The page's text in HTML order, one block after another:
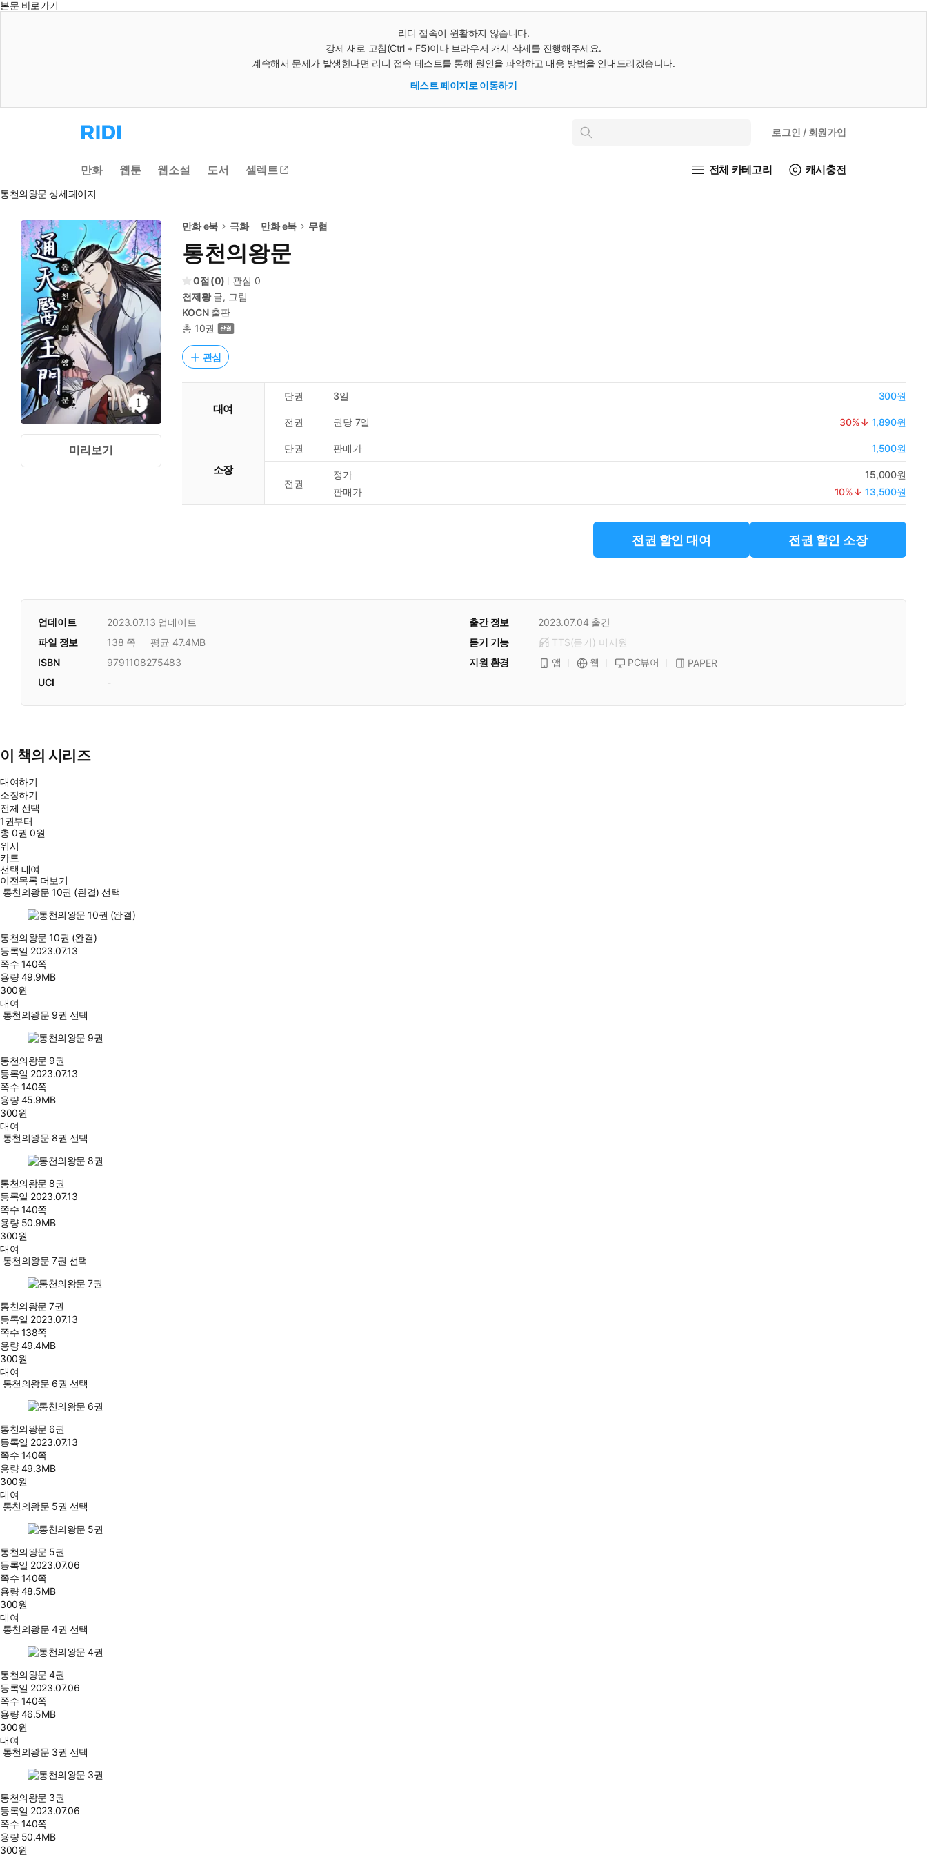
본문 바로가기
리디 접속이 원활하지 않습니다.
강제 새로 고침(Ctrl + F5)이나 브라우저 캐시 삭제를 진행해주세요.
계속해서 문제가 발생한다면 리디 접속 테스트를 통해 원인을 파악하고 대응 방법을 안내드리겠습니다.
테스트 페이지로 이동하기
리
디
으
로
동
인
로그인 / 회원가입
만화 웹툰 웹소설 도서 셀렉트 전체 카테고리 캐시충전
통천의왕문 상세페이지
미리보기
만화 e북 극화 만화 e북 무협
통천의왕문
0 (0) 관심 0
천제황글, 그림
KOCN출판
총 10권
관심
대여
단권 3일 300원
전권 권당 7일 30%↓ 1,890원
소장
단권 판매가 1,500원
전권
정가
15,000원
판매가
10%↓ 13,500원
전권 할인 대여 전권 할인 소장
업데이트 2023.07.13 업데이트 출간 정보 2023.07.04 출간
듣기 기능
TTS(듣기) 미지원
파일 정보 138 쪽
평균 47.4MB
지원 환경
앱 웹 PC뷰어 PAPER
ISBN
9791108275483
UCI
-
이 책의 시리즈
대여하기
소장하기
전체 선택
1권부터
총0권 0원
위시
카트
선택 대여
이전목록 더보기
통천의왕문 10권 (완결) 선택
통천의왕문 10권 (완결)
등록일 2023.07.13
쪽수 140쪽
용량49.9MB
300원
대여
통천의왕문 9권 선택
통천의왕문 9권
등록일 2023.07.13
쪽수 140쪽
용량45.9MB
300원
대여
통천의왕문 8권 선택
통천의왕문 8권
등록일 2023.07.13
쪽수 140쪽
용량 50.9MB
300원
대여
통천의왕문 7권 선택
통천의왕문 7권
등록일 2023.07.13
쪽수 138쪽
용량49.4MB
300원
대여
통천의왕문 6권 선택
통천의왕문 6권
등록일 2023.07.13
쪽수 140쪽
용량49.3MB
300원
대여
통천의왕문 5권 선택
통천의왕문 5권
등록일 2023.07.06
쪽수 140쪽
용량48.5MB
300원
대여
통천의왕문 4권 선택
통천의왕문 4권
등록일 2023.07.06
쪽수 140쪽
용량46.5MB
300원
대여
통천의왕문 3권 선택
통천의왕문 3권
등록일 2023.07.06
쪽수 140쪽
용량 50.4MB
300원